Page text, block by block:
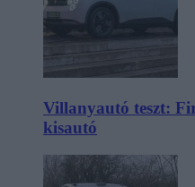
Villanyautó teszt:
kisautó